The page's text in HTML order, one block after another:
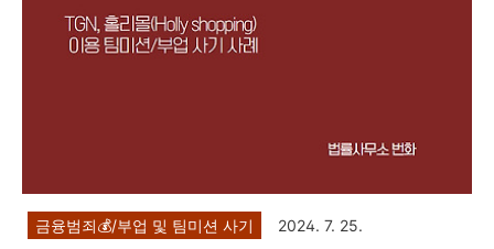
금융범죄💰/부업 및 팀미션 사기 2024. 7. 25.